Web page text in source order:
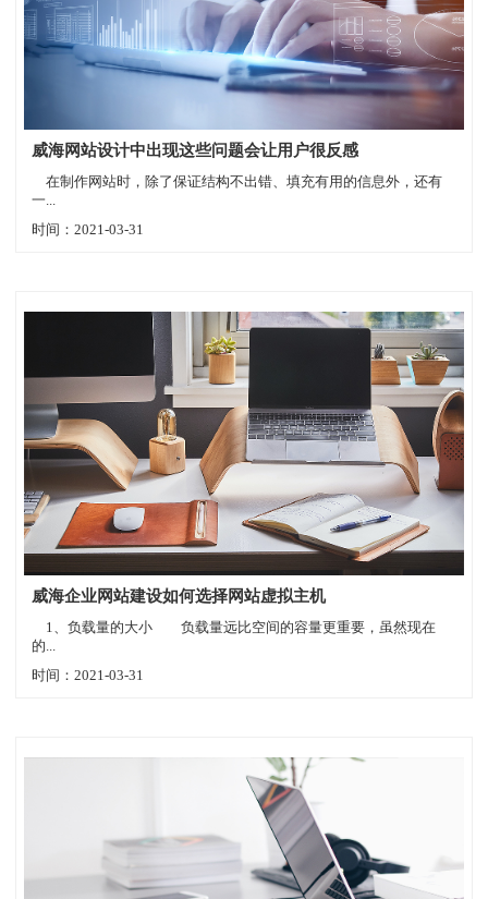
威海网站设计中出现这些问题会让用户很反感
在制作网站时，除了保证结构不出错、填充有用的信息外，还有
一...
时间：2021-03-31
威海企业网站建设如何选择网站虚拟主机
1、负载量的大小 负载量远比空间的容量更重要，虽然现在
的...
时间：2021-03-31